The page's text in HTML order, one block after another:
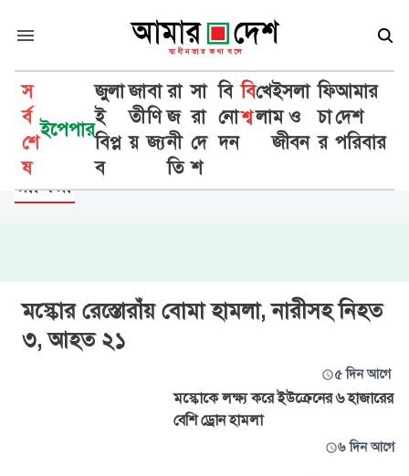
স
র্ব
শে
ষ
ইপেপার
জুলা
ই
বিপ্ল
ব
জা
তী
য়
বা
ণি
জ্য
রা
জ
নী
তি
সা
রা
দে
শ
বি
নো
দন
বি
শ্ব
খে
লা
ইসলা
ম ও
জীবন
ফি
চা
র
আমার
দেশ
পরিবার
বিশ্ব
রাশিয়া
মস্কোর রেস্তোরাঁয় বোমা হামলা, নারীসহ নিহত
৩, আহত ২১
৫ দিন আগে
মস্কোকে লক্ষ্য করে ইউক্রেনের ৬ হাজারের
বেশি ড্রোন হামলা
৬ দিন আগে